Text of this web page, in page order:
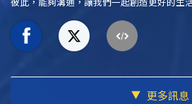
更多訊息